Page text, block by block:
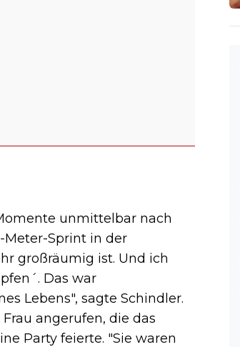
unmittelbar nach
Meter-Sprint in der
großräumig ist. Und ich
Das war
Lebens", sagte Schindler.
angerufen, die das
Party feierte. "Sie waren